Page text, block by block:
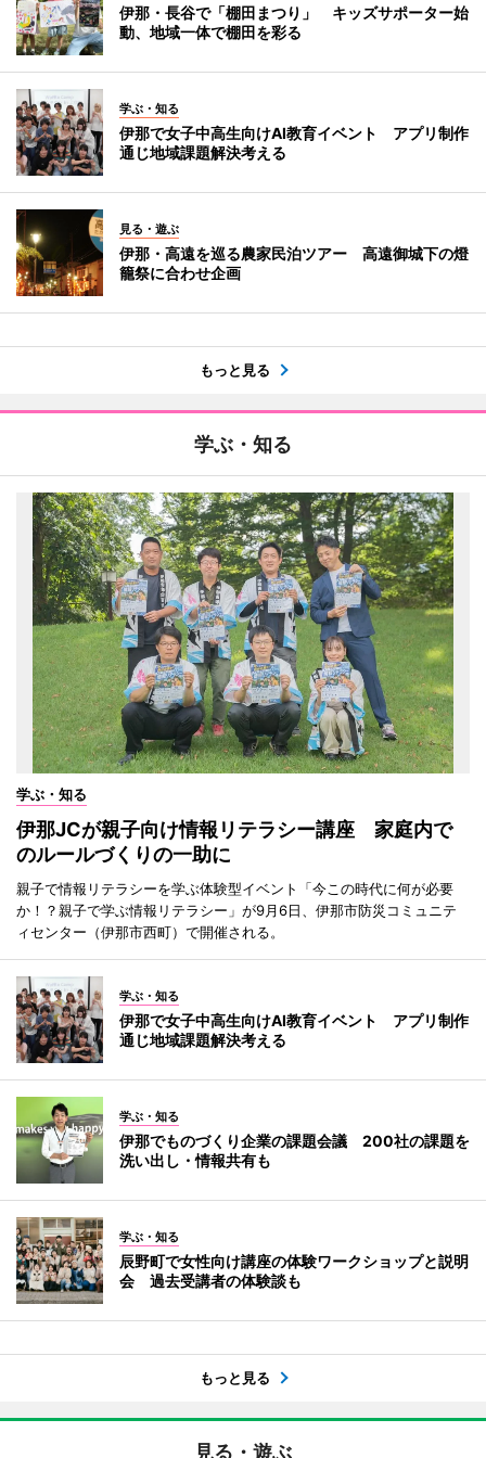
伊那・長谷で「棚田まつり」 キッズサポーター始
動、地域一体で棚田を彩る
学ぶ・知る
伊那で女子中高生向けAI教育イベント アプリ制作
通じ地域課題解決考える
見る・遊ぶ
伊那・高遠を巡る農家民泊ツアー 高遠御城下の燈
籠祭に合わせ企画
もっと見る
学ぶ・知る
学ぶ・知る
伊那JCが親子向け情報リテラシー講座 家庭内で
のルールづくりの一助に
親子で情報リテラシーを学ぶ体験型イベント「今この時代に何が必要
か！？親子で学ぶ情報リテラシー」が9月6日、伊那市防災コミュニテ
ィセンター（伊那市西町）で開催される。
学ぶ・知る
伊那で女子中高生向けAI教育イベント アプリ制作
通じ地域課題解決考える
学ぶ・知る
伊那でものづくり企業の課題会議 200社の課題を
洗い出し・情報共有も
学ぶ・知る
辰野町で女性向け講座の体験ワークショップと説明
会 過去受講者の体験談も
もっと見る
見る・遊ぶ